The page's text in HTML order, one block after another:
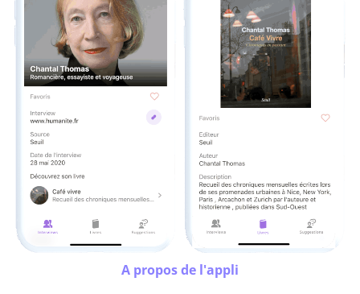
A propos de l'appli